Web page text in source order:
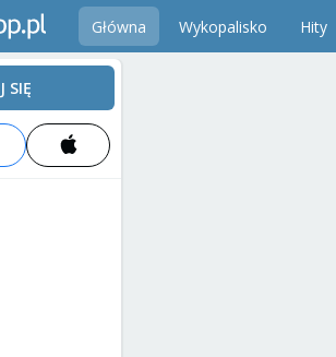
Główna Wykopalisko Hity
SIĘ